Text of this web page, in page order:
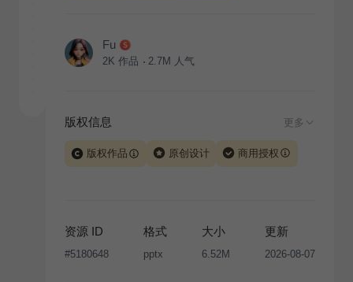
Fu
2K 作品 2.7M 人气
版权信息 更多
版权作品 原创设计 商用授权
版权声明
条款，禁止任何形式的转让、出售或出租，未
经投权许可任何人不得擅自转载和分发，否则将接照我
资源 ID
#5180648
格式
pptx
大小
6.52M
更新
2026-08-07